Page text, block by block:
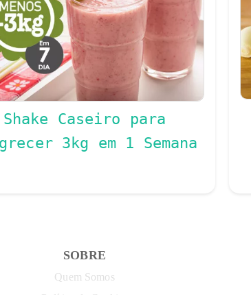
Shake Caseiro para
3kg em 1 Semana
SOBRE
Quem Somos